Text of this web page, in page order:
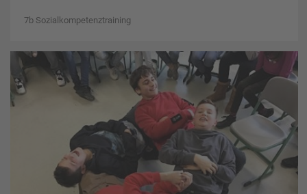
7b Sozialkompetenztraining